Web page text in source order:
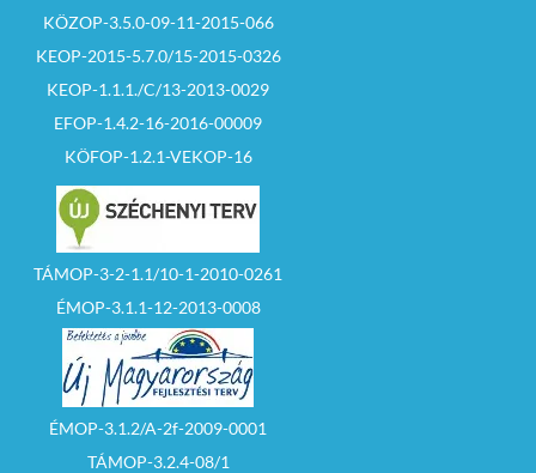
KÖZOP-3.5.0-09-11-2015-066
KEOP-2015-5.7.0/15-2015-0326
KEOP-1.1.1./C/13-2013-0029
EFOP-1.4.2-16-2016-00009
KÖFOP-1.2.1-VEKOP-16
TÁMOP-3-2-1.1/10-1-2010-0261
ÉMOP-3.1.1-12-2013-0008
ÉMOP-3.1.2/A-2f-2009-0001
TÁMOP-3.2.4-08/1